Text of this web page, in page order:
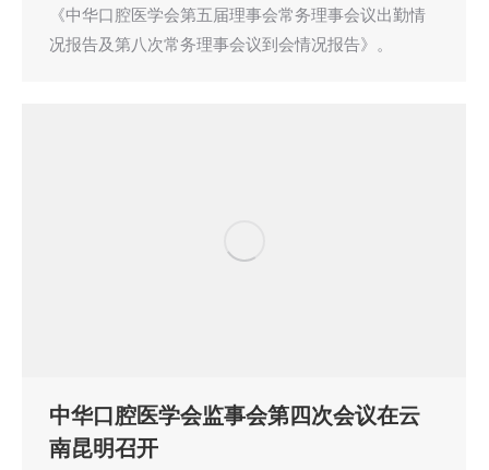
《中华口腔医学会第五届理事会常务理事会议出勤情
况报告及第八次常务理事会议到会情况报告》。
中华口腔医学会监事会第四次会议在云
南昆明召开